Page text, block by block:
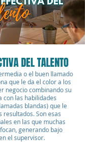
DEL TALENTO
o el buen llamado
que le da el color a los
negocio combinando su
con las habilidades
blandas) que le
Son esas
en las que muchas
generando bajo
el supervisor.